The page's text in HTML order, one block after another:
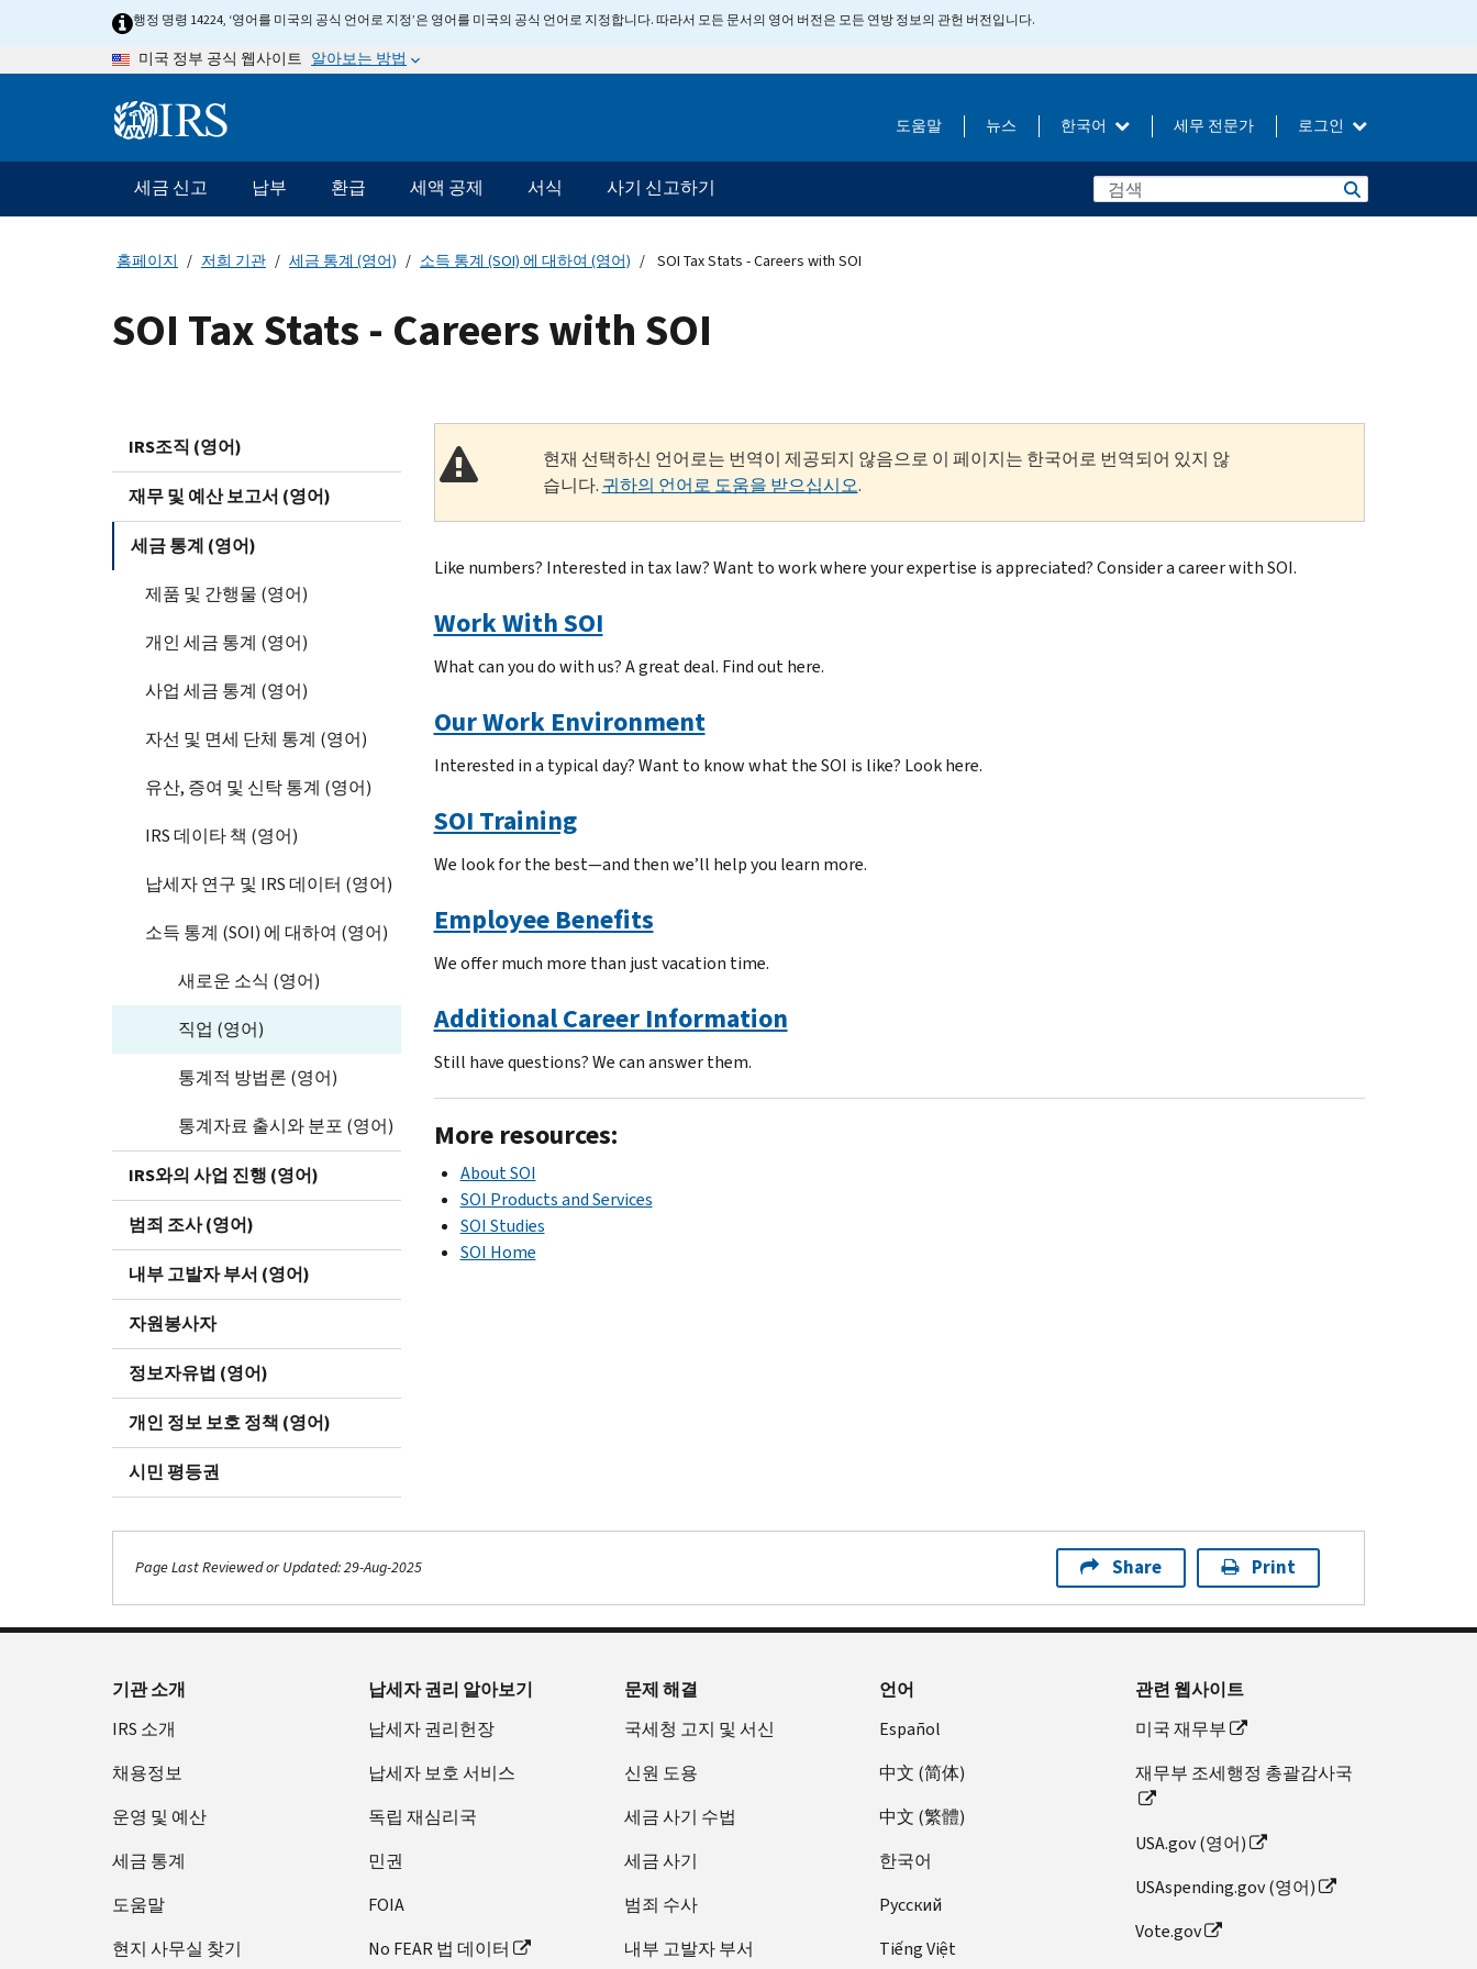
행정 명령 14224, ‘영어를 미국의 공식 언어로 지정’은 영어를 미국의 공식 언어로 지정합니다. 따라서 모든 문서의 영어 버전은 모든 연방 정보의 관헌 버전입니다.
미국 정부 공식 웹사이트 알아보는 방법
Information 도움말 뉴스 한국어 세무 전문가 로그인
메
인
네
게
이
세금 신고 납부 환급 세액 공제 서식 사기 신고하기
홈페이지 저희 기관 세금 통계 (영어) 소득 통계 (SOI) 에 대하여 (영어) SOI Tax Stats - Careers with SOI
SOI Tax Stats - Careers with SOI
IRS조직 (영어)
재무 및 예산 보고서 (영어)
세금 통계 (영어)
제품 및 간행물 (영어)
개인 세금 통계 (영어)
사업 세금 통계 (영어)
자선 및 면세 단체 통계 (영어)
유산, 증여 및 신탁 통계 (영어)
IRS 데이타 책 (영어)
납세자 연구 및 IRS 데이터 (영어)
소득 통계 (SOI) 에 대하여 (영어)
새로운 소식 (영어)
직업 (영어)
통계적 방법론 (영어)
통계자료 출시와 분포 (영어)
IRS와의 사업 진행 (영어)
범죄 조사 (영어)
내부 고발자 부서 (영어)
자원봉사자
정보자유법 (영어)
개인 정보 보호 정책 (영어)
시민 평등권
현재 선택하신 언어로는 번역이 제공되지 않음으로 이 페이지는 한국어로 번역되어 있지 않
습니다. 귀하의 언어로 도움을 받으십시오.
Like numbers? Interested in tax law? Want to work where your expertise is appreciated? Consider a career with SOI.
Work With SOI
What can you do with us? A great deal. Find out here.
Our Work Environment
Interested in a typical day? Want to know what the SOI is like? Look here.
SOI Training
We look for the best—and then we’ll help you learn more.
Employee Benefits
We offer much more than just vacation time.
Additional Career Information
Still have questions? We can answer them.
More resources:
About SOI
SOI Products and Services
SOI Studies
SOI Home
Page Last Reviewed or Updated: 29-Aug-2025 Share Print
기관 소개
IRS 소개
채용정보
운영 및 예산
세금 통계
도움말
현지 사무실 찾기
납세자 권리 알아보기
납세자 권리헌장
납세자 보호 서비스
독립 재심리국
민권
FOIA
No FEAR 법 데이터
문제 해결
국세청 고지 및 서신
신원 도용
세금 사기 수법
세금 사기
범죄 수사
내부 고발자 부서
언어
Español
中文 (简体)
中文 (繁體)
한국어
Pусский
Tiếng Việt
관련 웹사이트
미국 재무부
재무부 조세행정 총괄감사국
USA.gov (영어)
USAspending.gov (영어)
Vote.gov